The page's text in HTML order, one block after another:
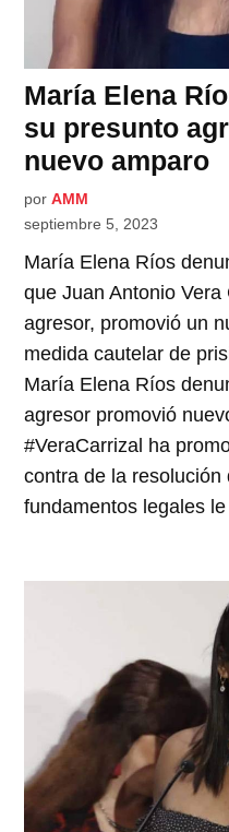
María Elena
su presunto
nuevo amparo
por AMM
septiembre 5, 2023
María Elena Ríos
que Juan Antonio
agresor, promovió un
medida cautelar de
María Elena Ríos
agresor promovió
#VeraCarrizal ha
contra de la
fundamentos legales